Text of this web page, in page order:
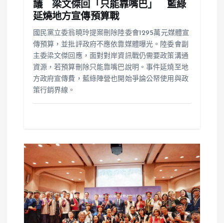
議 梁文傑回「只能靠嘴巴」 藍綠
延燒地方宣傳預算戰
國民黨立委翁曉玲提案刪除陸委會1295萬元媒體宣
傳預算，並批評政府不應依靠媒體曝光。陸委會副
主委梁文傑回應，面對對岸資訊戰仍需要政策溝通
資源，若預算刪除只能靠嘴巴說明。事件延燒至地
方政府宣傳費，藍綠陣營也開始爭論公帑使用與政
策行銷界線。